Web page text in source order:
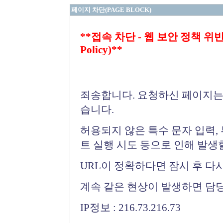
페이지 차단(PAGE BLOCK)
**접속 차단 - 웹 보안 정책 위
Policy)**
죄송합니다. 요청하신 페이지
습니다.
허용되지 않은 특수 문자 입력
트 실행 시도 등으로 인해 발생
URL이 정확하다면 잠시 후 다
계속 같은 현상이 발생하면 담
IP정보 : 216.73.216.73